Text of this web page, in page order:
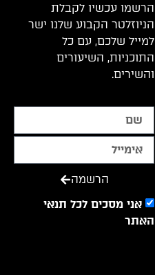
הרשמו עכשיו לקבלת
הניוזלטר הקבוע שלנו ישר
למייל שלכם, עם כל
התוכניות, השיעורים
והשירים.
אני מסכים לכל תנאי
האתר
הרשמה